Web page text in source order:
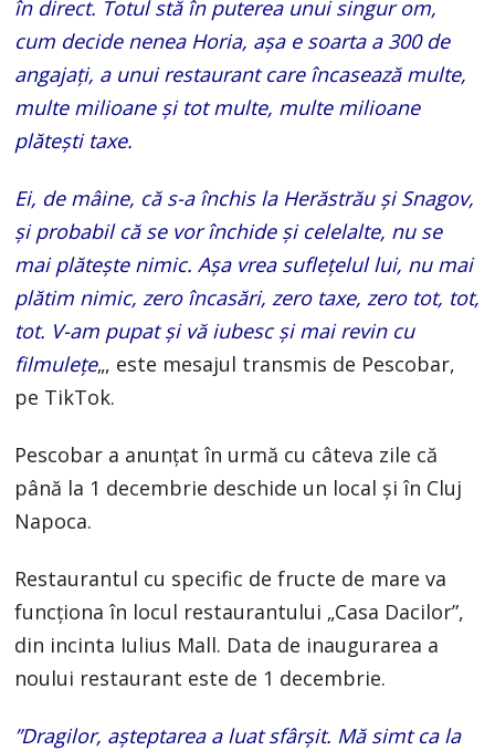
în direct. Totul stă în puterea unui singur om,
cum decide nenea Horia, așa e soarta a 300 de
angajați, a unui restaurant care încasează multe,
multe milioane și tot multe, multe milioane
plătești taxe.
Ei, de mâine, că s-a închis la Herăstrău și Snagov,
și probabil că se vor închide și celelalte, nu se
mai plătește nimic. Așa vrea suflețelul lui, nu mai
plătim nimic, zero încasări, zero taxe, zero tot, tot,
tot. V-am pupat și vă iubesc și mai revin cu
filmulețe„, este mesajul transmis de Pescobar,
pe TikTok.
Pescobar a anunțat în urmă cu câteva zile că
până la 1 decembrie deschide un local și în Cluj
Napoca.
Restaurantul cu specific de fructe de mare va
funcționa în locul restaurantului „Casa Dacilor”,
din incinta Iulius Mall. Data de inaugurarea a
noului restaurant este de 1 decembrie.
”Dragilor, așteptarea a luat sfârșit. Mă simt ca la